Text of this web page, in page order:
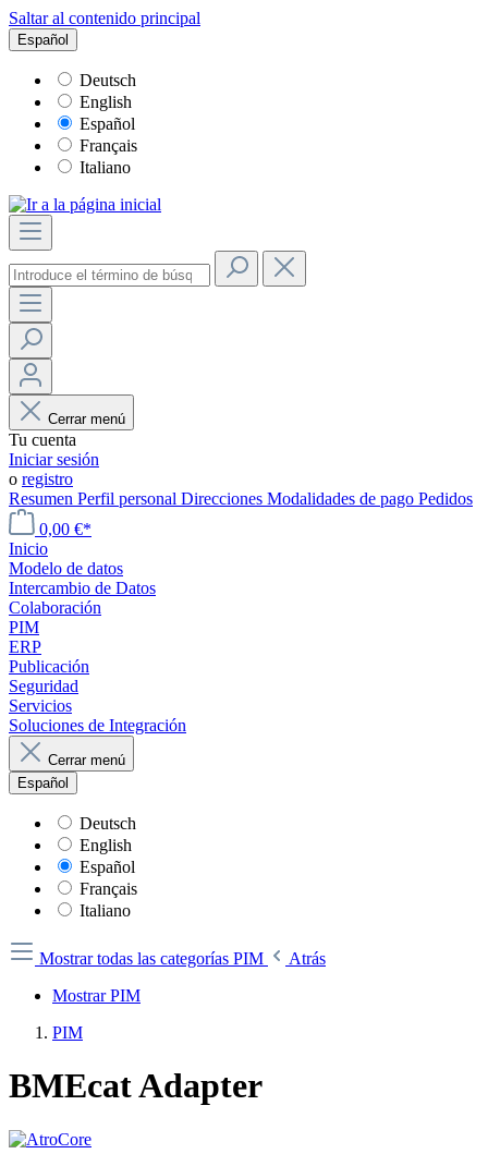
Saltar al contenido principal
Español
Deutsch
English
Español
Français
Italiano
Cerrar menú
Tu cuenta
Iniciar sesión
o registro
Resumen Perfil personal Direcciones Modalidades de pago Pedidos
0,00 €*
Inicio
Modelo de datos
Intercambio de Datos
Colaboración
PIM
ERP
Publicación
Seguridad
Servicios
Soluciones de Integración
Cerrar menú
Español
Deutsch
English
Español
Français
Italiano
Mostrar todas las categorías PIM
Atrás
Mostrar PIM
PIM
BMEcat Adapter